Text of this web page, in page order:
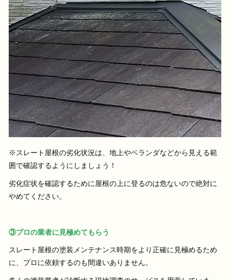
※スレート屋根の劣化状況は、地上やベランダなどから見える範
囲で確認するようにしましょう！
劣化症状を確認するために屋根の上に登るのは危ないので絶対に
やめてください。
③プロの業者に見極めてもらう
スレート屋根の塗装メンテナンス時期をより正確に見極めるため
に、プロに依頼するのも間違いありません。